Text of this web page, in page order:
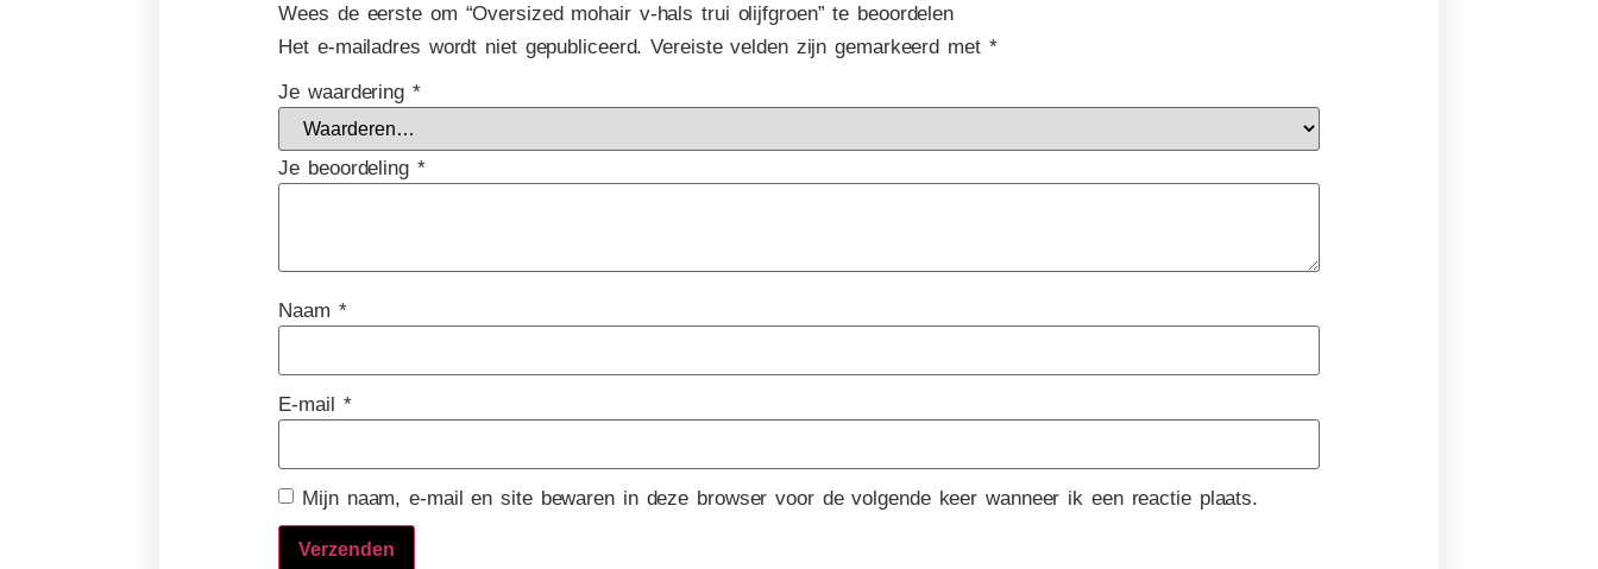
Wees de eerste om “Oversized mohair v-hals trui olijfgroen” te beoordelen
Het e-mailadres wordt niet gepubliceerd. Vereiste velden zijn gemarkeerd met *
Je waardering *
Je beoordeling *
Naam *
E-mail *
Mijn naam, e-mail en site bewaren in deze browser voor de volgende keer wanneer ik een reactie plaats.